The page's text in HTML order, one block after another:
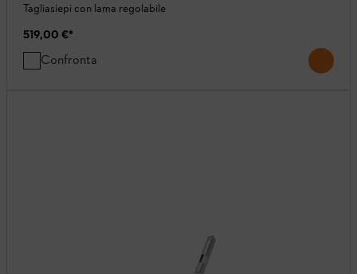
Tagliasiepi con lama regolabile
519,00 €*
Confronta